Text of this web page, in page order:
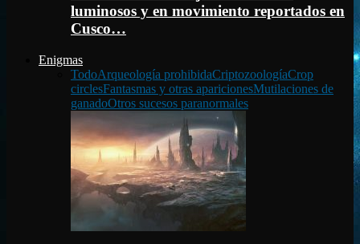
luminosos y en movimiento reportados en
Cusco…
Enigmas
TodoArqueología prohibidaCriptozoologíaCrop
circlesFantasmas y otras aparicionesMutilaciones de
ganadoOtros sucesos paranormales